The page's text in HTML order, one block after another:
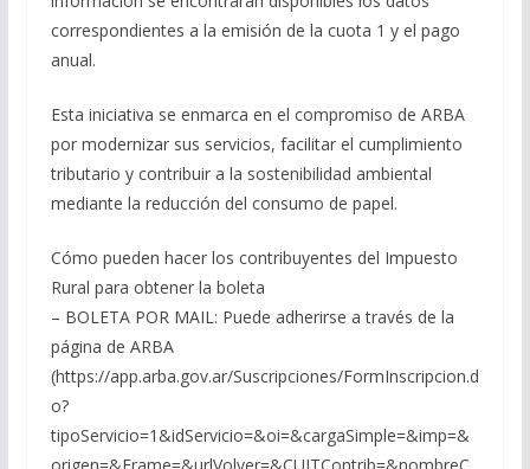
correspondientes a la emisión de la cuota 1 y el pago
anual.
Esta iniciativa se enmarca en el compromiso de ARBA
por modernizar sus servicios, facilitar el cumplimiento
tributario y contribuir a la sostenibilidad ambiental
mediante la reducción del consumo de papel.
Cómo pueden hacer los contribuyentes del Impuesto
Rural para obtener la boleta
– BOLETA POR MAIL: Puede adherirse a través de la
página de ARBA
(https://app.arba.gov.ar/Suscripciones/FormInscripcion.d
o?
tipoServicio=1&idServicio=&oi=&cargaSimple=&imp=&